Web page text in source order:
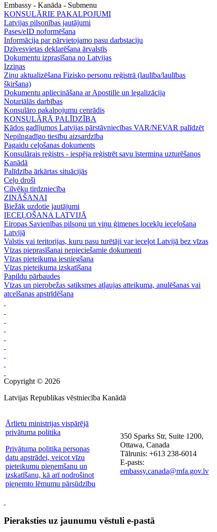
Embassy - Kanāda - Submenu
KONSULĀRIE PAKALPOJUMI
Latvijas pilsonības jautājumi
Pases/eID noformēšana
Informācija par pārvietojamo pasu darbstaciju
Dzīvesvietas deklarēšana ārvalstīs
Dokumentu izprasīšana no Latvijas
Izziņas
Ziņu aktualizēšana Fizisko personu reģistrā (laulība/laulības
šķiršana)
Dokumentu apliecināšana ar Apostille un legalizācija
Notariālās darbības
Konsulāro pakalpojumu cenrādis
KONSULĀRĀ PALĪDZĪBA
Kādos gadījumos Latvijas pārstāvniecības VAR/NEVAR palīdzēt
Nepilngadīgo tiesību aizsardzība
Pagaidu ceļošanas dokuments
Konsulārais reģistrs - iespēja reģistrēt savu īstermiņa uzturēšanos
Kanādā
Palīdzība ārkārtas situācijās
Ceļo droši
Cilvēku tirdzniecība
ZINĀŠANAI
Biežāk uzdotie jautājumi
IECEĻOŠANA LATVIJĀ
Eiropas Savienības pilsoņu un viņu ģimenes locekļu ieceļošana
Latvijā
Valstis vai teritorijas, kuru pasu turētāji var ieceļot Latvijā bez vīzas
Vīzas pieprasīšanai nepieciešamie dokumenti
Vīzas pieteikuma iesniegšana
Vīzas pieteikuma izskatīšana
Papildu pārbaudes
Vīzas un pierobežas satiksmes atļaujas atteikuma, anulēšanas vai
atcelšanas apstrīdēšana
Copyright © 2026
Latvijas Republikas vēstniecība Kanādā
Ārlietu ministrijas vispārējā
privātuma politika
Privātuma politika personas
datu apstrādei, veicot vīzu
pieteikumu pieņemšanu un
izskatīšanu, kā arī nodrošinot
pieņemto lēmumu pārsūdzību
350 Sparks Str, Suite 1200,
Ottawa, Canada
Tālrunis: +613 238-6014
E-pasts:
embassy.canada@mfa.gov.lv
Pieraksties uz jaunumu vēstuli e-pastā